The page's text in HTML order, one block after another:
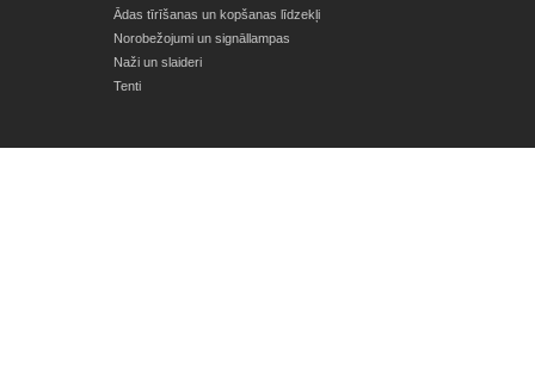
Ādas tīrīšanas un kopšanas līdzekļi
Norobežojumi un signāllampas
Naži un slaideri
Tenti